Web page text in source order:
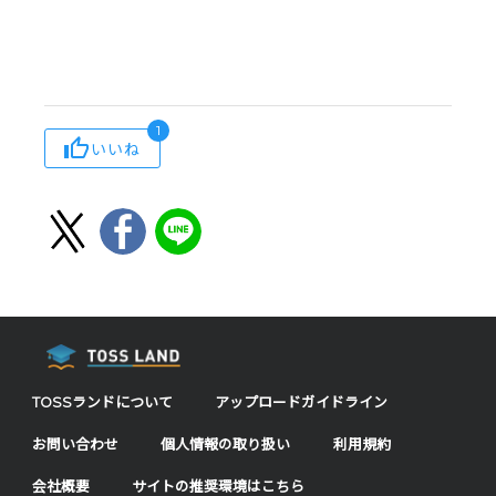
いいね
1
TOSSランドについて アップロードガイドライン
お問い合わせ 個人情報の取り扱い 利用規約
会社概要 サイトの推奨環境はこちら